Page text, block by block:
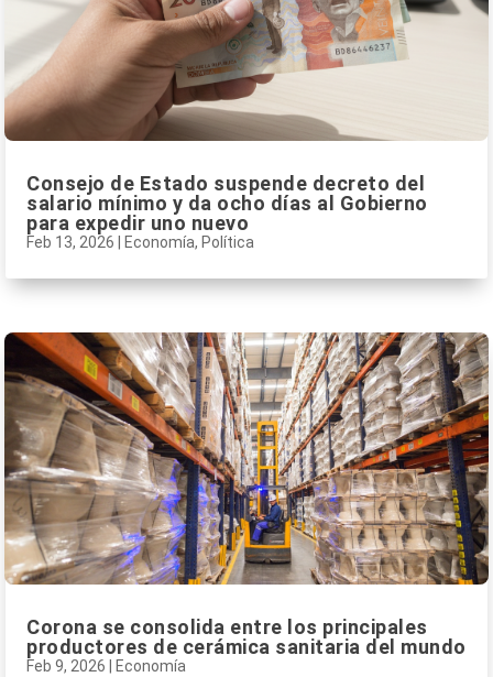
Consejo de Estado suspende decreto del
salario mínimo y da ocho días al Gobierno
para expedir uno nuevo
Feb 13, 2026 | Economía, Política
Corona se consolida entre los principales
productores de cerámica sanitaria del mundo
Feb 9, 2026 Economía